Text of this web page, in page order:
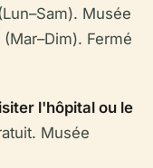
Musée
Fermé
l'hôpital ou le
Musée